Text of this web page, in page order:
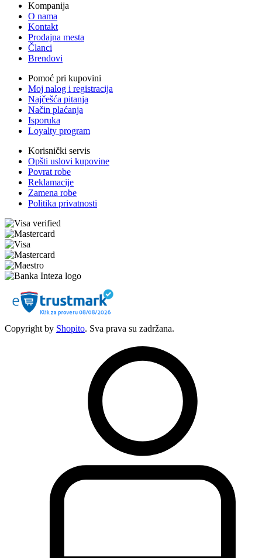
Kompanija
O nama
Kontakt
Prodajna mesta
Članci
Brendovi
Pomoć pri kupovini
Moj nalog i registracija
Najčešća pitanja
Način plaćanja
Isporuka
Loyalty program
Korisnički servis
Opšti uslovi kupovine
Povrat robe
Reklamacije
Zamena robe
Politika privatnosti
Copyright by Shopito. Sva prava su zadržana.